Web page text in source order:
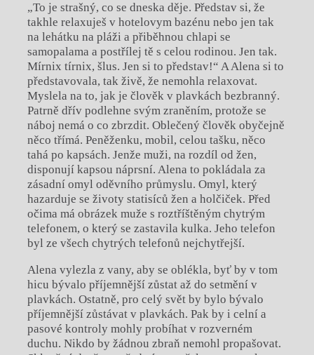
„To je strašný, co se dneska děje. Představ si, že
takhle relaxuješ v hotelovym bazénu nebo jen tak
na lehátku na pláži a přiběhnou chlapi se
samopalama a postřílej tě s celou rodinou. Jen tak.
Mírnix tírnix, šlus. Jen si to představ!“ A Alena si to
představovala, tak živě, že nemohla relaxovat.
Myslela na to, jak je člověk v plavkách bezbranný.
Patrně dřív podlehne svým zraněním, protože se
náboj nemá o co zbrzdit. Oblečený člověk obyčejně
něco třímá. Peněženku, mobil, celou tašku, něco
tahá po kapsách. Jenže muži, na rozdíl od žen,
disponují kapsou náprsní. Alena to pokládala za
zásadní omyl oděvního průmyslu. Omyl, který
hazarduje se životy statisíců žen a holčiček. Před
očima má obrázek muže s roztříštěným chytrým
telefonem, o který se zastavila kulka. Jeho telefon
byl ze všech chytrých telefonů nejchytřejší.
Alena vylezla z vany, aby se oblékla, byť by v tom
hicu bývalo příjemnější zůstat až do setmění v
plavkách. Ostatně, pro celý svět by bylo bývalo
příjemnější zůstávat v plavkách. Pak by i celní a
pasové kontroly mohly probíhat v rozverném
duchu. Nikdo by žádnou zbraň nemohl propašovat.